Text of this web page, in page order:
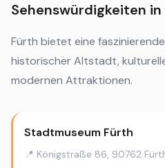
Sehenswürdigkeiten
Fürth bietet eine
historischer Altstadt,
modernen Attraktionen.
Stadtmuseum Fürth
📍 Königstraße 86, 90762